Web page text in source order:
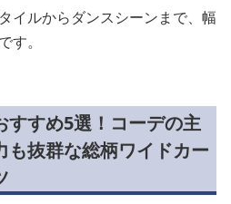
イルからダンスシーンまで、幅
す。
すすめ5選！コーデの主
も抜群な総柄ワイドカー